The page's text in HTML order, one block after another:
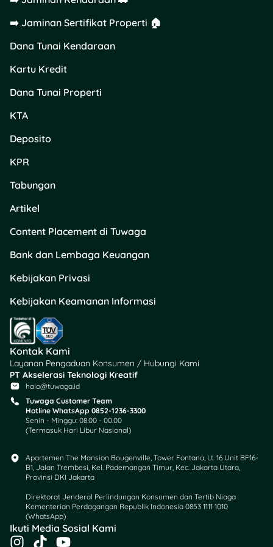
keuanganmu!
Mau lebih paham soal
pengelolaan keuangan,
finansial terbaik? Cek
dan rekomendasi produk
deposito, atau
multiguna
➡️ Jaminan Sertifikat Properti 🏠
Dana Tunai Kendaraan
Kartu Kredit
Dana Tunai Properti
KTA
Deposito
KPR
Tabungan
Artikel
Content Placement di Tuwaga
Bank dan Lembaga Keuangan
Kebijakan Privasi
Kebijakan Keamanan Informasi
Kontak Kami
Layanan Pengaduan Konsumen / Hubungi Kami
PT Akselerasi Teknologi Kreatif
halo@tuwaga.id
Tuwaga Customer Team
Hotline WhatsApp 0852-1236-3300
Senin - Minggu: 08.00 - 00.00
(Termasuk Hari Libur Nasional)
Apartemen The Mansion Bougenville, Tower Fontana, Lt. 16 Unit BF16-
B1, Jalan Trembesi, Kel. Pademangan Timur, Kec. Jakarta Utara,
Provinsi DKI Jakarta
Direktorat Jenderal Perlindungan Konsumen dan Tertib Niaga
Kementerian Perdagangan Republik Indonesia 0853 1111 1010
(WhatsApp)​
Ikuti Media Sosial Kami
I T Y